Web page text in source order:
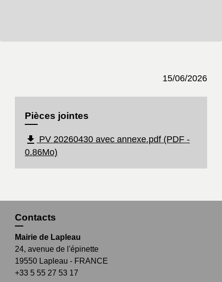
15/06/2026
Pièces jointes
file_download PV 20260430 avec annexe.pdf (PDF -
0.86Mo)
Contacts
Mairie de Lapleau
24, avenue de l'épinette
19550 Lapleau - FRANCE
+33 5 55 27 53 17